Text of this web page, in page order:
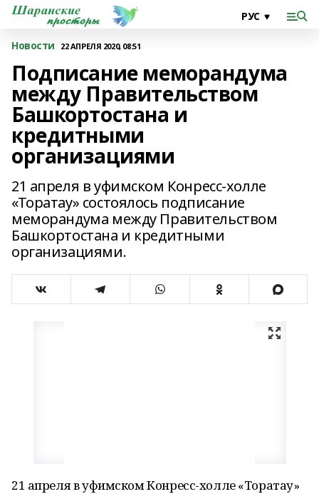
Новости 22 АПРЕЛЯ 2020, 08:51
Подписание меморандума
между Правительством
Башкортостана и
кредитными
организациями
21 апреля в уфимском Конресс-холле
«Торатау» состоялось подписание
меморандума между Правительством
Башкортостана и кредитными
организациями.
21 апреля в уфимском Конресс-холле «Торатау»